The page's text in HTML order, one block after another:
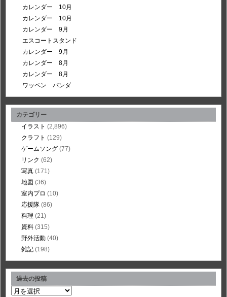
カレンダー 10月
カレンダー 10月
カレンダー 9月
エスコートスタンド
カレンダー 9月
カレンダー 8月
カレンダー 8月
ワッペン パンダ
カテゴリー
イラスト (2,896)
クラフト (129)
ゲームソング (77)
リンク (62)
写真 (171)
地図 (36)
室内プロ (10)
応援隊 (86)
料理 (21)
資料 (315)
野外活動 (40)
雑記 (198)
過去の投稿
過